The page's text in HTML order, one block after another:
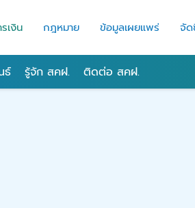
เงิน กฎหมาย ข้อมูลเผยแพร่ จั
ธ์ รู้จัก สคฝ. ติดต่อ สคฝ.